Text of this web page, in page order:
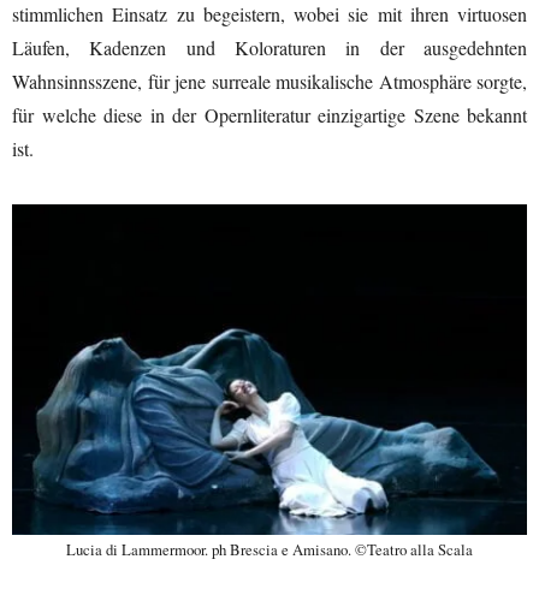
stimmlichen Einsatz zu begeistern, wobei sie mit ihren virtuosen
Läufen, Kadenzen und Koloraturen in der ausgedehnten
Wahnsinnsszene, für jene surreale musikalische Atmosphäre sorgte,
für welche diese in der Opernliteratur einzigartige Szene bekannt
ist.
Lucia di Lammermoor. ph Brescia e Amisano. ©Teatro alla Scala